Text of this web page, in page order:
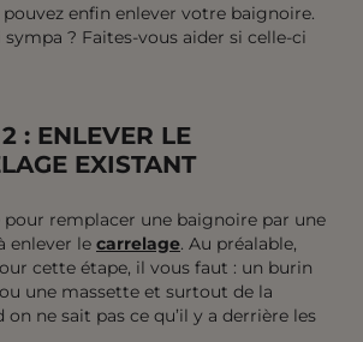
enfin enlever votre baignoire.
? Faites-vous aider si celle-ci
: ENLEVER LE
EXISTANT
pour remplacer une baignoire par une
enlever le carrelage. Au préalable,
cette étape, il vous faut : un burin
une massette et surtout de la
on ne sait pas ce qu’il y a derrière les